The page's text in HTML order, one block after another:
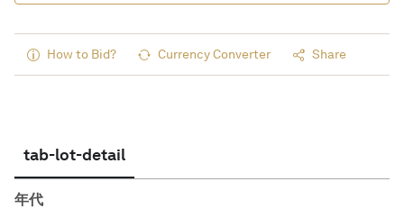
How to Bid? Currency Converter Share
tab-lot-detail
年代